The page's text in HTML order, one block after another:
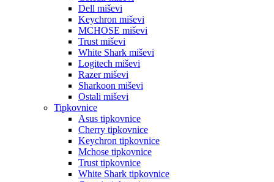
Dell miševi
Keychron miševi
MCHOSE miševi
Trust miševi
White Shark miševi
Logitech miševi
Razer miševi
Sharkoon miševi
Ostali miševi
Tipkovnice
Asus tipkovnice
Cherry tipkovnice
Keychron tipkovnice
Mchose tipkovnice
Trust tipkovnice
White Shark tipkovnice